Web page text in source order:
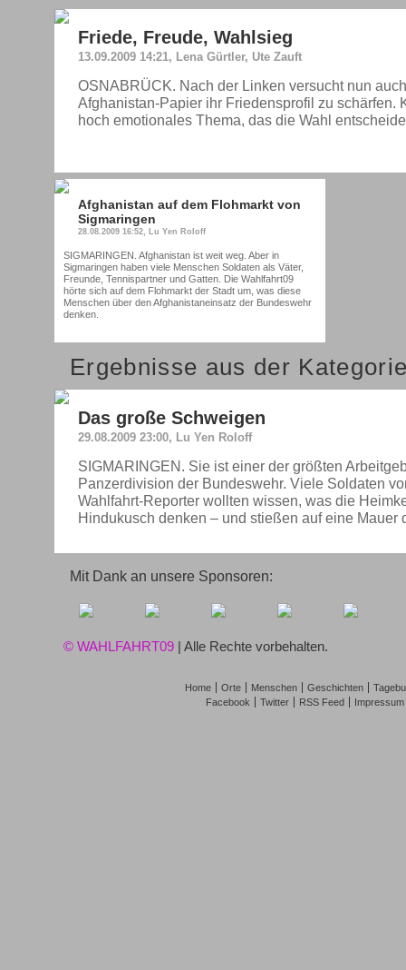
Friede, Freude, Wahlsieg
13.09.2009 14:21, Lena Gürtler, Ute Zauft
OSNABRÜCK. Nach der Linken versucht nun
Afghanistan-Papier ihr Friedensprofil zu schärfen.
hoch emotionales Thema, das die Wahl
Afghanistan auf dem Flohmarkt von
Sigmaringen
28.08.2009 16:52, Lu Yen Roloff
SIGMARINGEN. Afghanistan ist weit weg. Aber in
Sigmaringen haben viele Menschen Soldaten als Väter,
Freunde, Tennispartner und Gatten. Die Wahlfahrt09
hörte sich auf dem Flohmarkt der Stadt um, was diese
Menschen über den Afghanistaneinsatz der Bundeswehr
denken.
Ergebnisse aus der
Das große Schweigen
29.08.2009 23:00, Lu Yen Roloff
SIGMARINGEN. Sie ist einer der größten
Panzerdivision der Bundeswehr. Viele Soldaten
Wahlfahrt-Reporter wollten wissen, was die
Hindukusch denken – und stießen auf eine Mauer
Mit Dank an unsere Sponsoren:
© WAHLFAHRT09 | Alle Rechte vorbehalten.
Home Orte Menschen Geschichten
Facebook
Twitter RSS Feed Impressum